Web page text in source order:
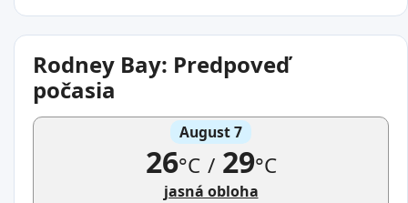
Rodney Bay: Predpoveď
počasia
August 7
26°C /29°C
jasná obloha